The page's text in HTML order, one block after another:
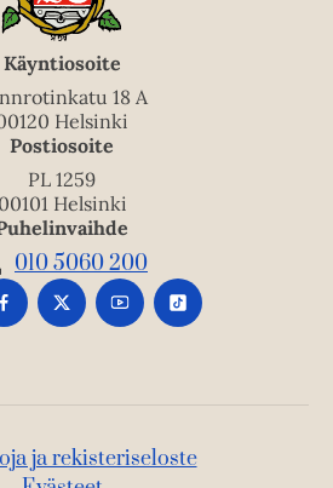
Käyntiosoite
18 A
Helsinki
Postiosoite
PL 1259
00101 Helsinki
010 5060 200
ja rekisteriseloste